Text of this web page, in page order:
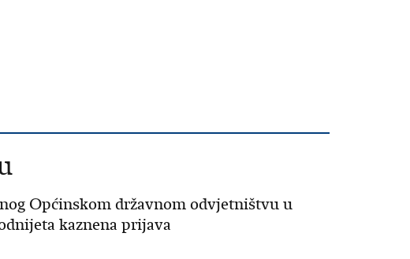
Općinskom državnom odvjetništvu u
kaznena prijava